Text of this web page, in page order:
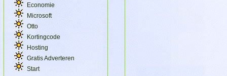
Economie
Microsoft
Otto
Kortingcode
Hosting
Gratis Adverteren
Start